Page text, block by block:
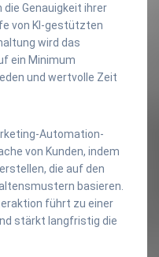
Genauigkeit ihrer
von KI-gestützten
wird das
ein Minimum
und wertvolle Zeit
Automation-
von Kunden, indem
die auf den
basieren.
führt zu einer
stärkt langfristig die